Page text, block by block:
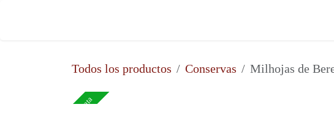
Todos los productos Conservas Milhojas de
Venta